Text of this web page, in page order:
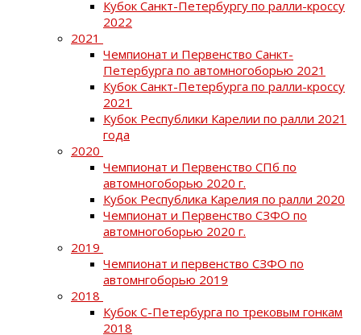
Кубок Санкт-Петербургу по ралли-кроссу
2022
2021
Чемпионат и Первенство Санкт-
Петербурга по автомногоборью 2021
Кубок Санкт-Петербурга по ралли-кроссу
2021
Кубок Республики Карелии по ралли 2021
года
2020
Чемпионат и Первенство СПб по
автомногоборью 2020 г.
Кубок Республика Карелия по ралли 2020
Чемпионат и Первенство СЗФО по
автомногоборью 2020 г.
2019
Чемпионат и первенство СЗФО по
автомнгоборью 2019
2018
Кубок С-Петербурга по трековым гонкам
2018